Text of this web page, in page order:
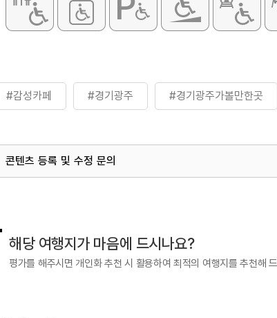
#감성카페 #경기광주 #경기광주가볼만한곳
콘텐츠 등록 및 수정 문의
해당 여행지가 마음에 드시나요?
평가를 해주시면 개인화 추천 시 활용하여 최적의 여행지를 추천해